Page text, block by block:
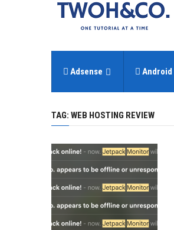
Adsense Android
TAG: WEB HOSTING REVIEW